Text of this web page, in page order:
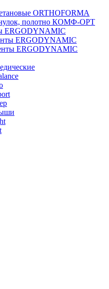
ORTHOFORMA
полотно КОМФ-ОРТ
ERGODYNAMIC
ERGODYNAMIC
ERGODYNAMIC